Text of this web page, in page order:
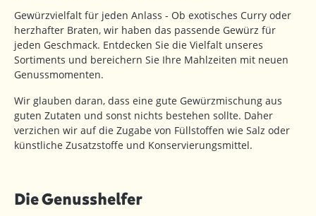
Gewürzvielfalt für jeden Anlass - Ob exotisches Curry oder
herzhafter Braten, wir haben das passende Gewürz für
jeden Geschmack. Entdecken Sie die Vielfalt unseres
Sortiments und bereichern Sie Ihre Mahlzeiten mit neuen
Genussmomenten.
Wir glauben daran, dass eine gute Gewürzmischung aus
guten Zutaten und sonst nichts bestehen sollte. Daher
verzichen wir auf die Zugabe von Füllstoffen wie Salz oder
künstliche Zusatzstoffe und Konservierungsmittel.
Die Genusshelfer